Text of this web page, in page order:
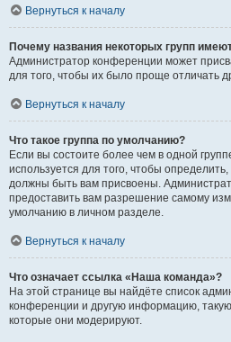
Вернуться к началу
Почему названия некоторых групп
Администратор конференции может
для того, чтобы их было проще отличать
Вернуться к началу
Что такое группа по умолчанию?
Если вы состоите более чем в одной
используется для того, чтобы
должны быть вам присвоены.
предоставить вам разрешение самому
умолчанию в личном разделе.
Вернуться к началу
Что означает ссылка «Наша команда»?
На этой странице вы найдёте список
конференции и другую информацию,
которые они модерируют.